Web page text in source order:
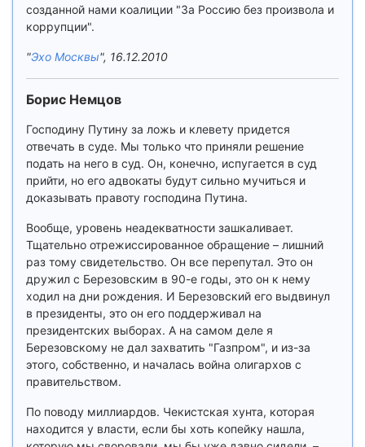
созданной нами коалиции "За Россию без произвола и
коррупции".
"Эхо Москвы", 16.12.2010
Борис Немцов
Господину Путину за ложь и клевету придется
отвечать в суде. Мы только что приняли решение
подать на него в суд. Он, конечно, испугается в суд
прийти, но его адвокаты будут сильно мучиться и
доказывать правоту господина Путина.
Вообще, уровень неадекватности зашкаливает.
Тщательно отрежиссированное обращение – лишний
раз тому свидетельство. Он все перепутал. Это он
дружил с Березовским в 90-е годы, это он к нему
ходил на дни рождения. И Березовский его выдвинул
в президенты, это он его поддерживал на
президентских выборах. А на самом деле я
Березовскому не дал захватить "Газпром", и из-за
этого, собственно, и началась война олигархов с
правительством.
По поводу миллиардов. Чекистская хунта, которая
находится у власти, если бы хоть копейку нашла,